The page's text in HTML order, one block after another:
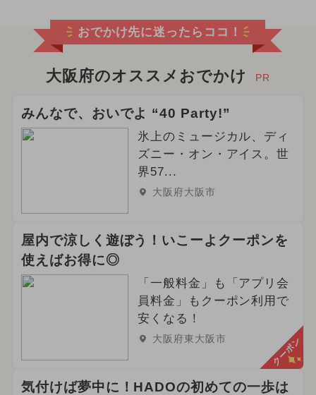
おでかけ先に迷ったらココ！
大阪府のオススメおでかけ PR
みんなで、おいでよ “40 Party!”
氷上のミュージカル、ディ
ズニー・オン・アイス。世
界57...
大阪府大阪市
屋内で涼しく遊ぼう！いこーよクーポンを
使えばお得に◎
「一般料金」も「アプリ会
員料金」もクーポン利用で
安くなる！
大阪府東大阪市 クーポン
気付けば夢中に！HADOの初めての一歩は